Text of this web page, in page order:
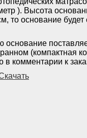
). Высота
то основание будет
основание
(компактная
в комментарии к